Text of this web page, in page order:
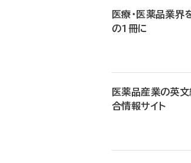
医療・医薬品業界
の1冊に
医薬品産業の英文
合情報サイト